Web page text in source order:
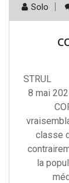
Solo
8 mai
classe
la